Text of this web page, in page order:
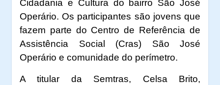
Cidadania e Cultura do bairro São José
Operário. Os participantes são jovens que
fazem parte do Centro de Referência de
Assistência Social (Cras) São José
Operário e comunidade do perímetro.
A titular da Semtras, Celsa Brito,